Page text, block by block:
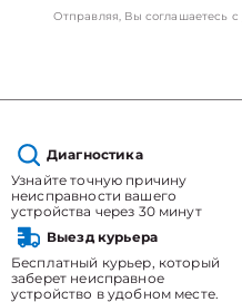
Отправляя, Вы соглашаетесь с
Диагностика
Узнайте точную причину
неисправности вашего
устройства через 30 минут
Выезд курьера
Бесплатный курьер, который
заберет неисправное
устройство в удобном месте.